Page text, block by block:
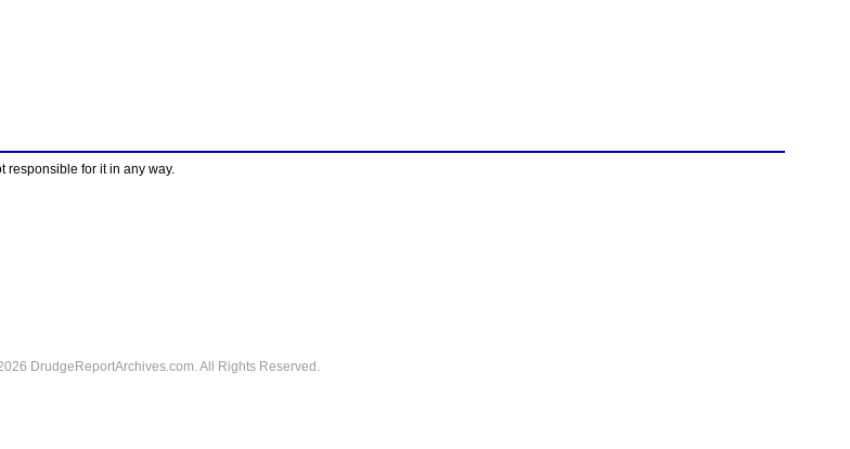
responsible for it in any way.
DrudgeReportArchives.com. All Rights Reserved.